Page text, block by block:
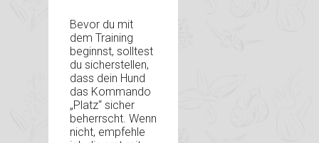
Bevor du mit
dem Training
beginnst, solltest
du sicherstellen,
dass dein Hund
das Kommando
„Platz“ sicher
beherrscht. Wenn
nicht, empfehle